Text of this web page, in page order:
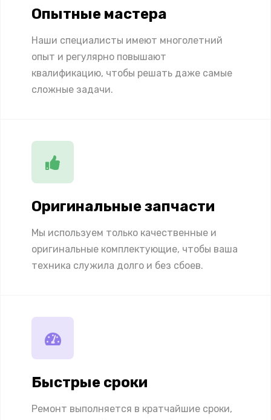
Опытные мастера
Наши специалисты имеют многолетний
опыт и регулярно повышают
квалификацию, чтобы решать даже самые
сложные задачи.
Оригинальные запчасти
Мы используем только качественные и
оригинальные комплектующие, чтобы ваша
техника служила долго и без сбоев.
Быстрые сроки
Ремонт выполняется в кратчайшие сроки,